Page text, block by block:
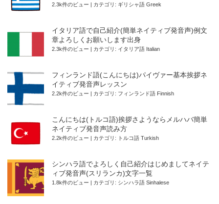
2.3k件のビュー カテゴリ: ギリシャ語 Greek
イタリア語で自己紹介(簡単ネイティブ発音声)例文
章よろしくお願いします出身
2.3k件のビュー カテゴリ: イタリア語 Italian
フィンランド語(こんにちは)パイヴァー基本挨拶ネ
イティブ発音声レッスン
2.2k件のビュー カテゴリ: フィンランド語 Finnish
こんにちは(トルコ語)挨拶さようならメルハバ簡単
ネイティブ発音声読み方
2.2k件のビュー カテゴリ: トルコ語 Turkish
シンハラ語でよろしく自己紹介はじめましてネイテ
ィブ発音声(スリランカ)文字一覧
1.8k件のビュー カテゴリ: シンハラ語 Sinhalese